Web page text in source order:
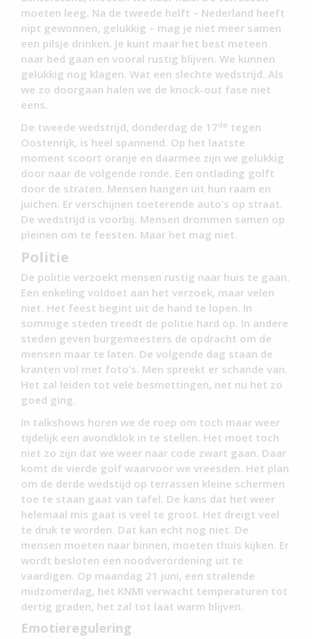
moeten leeg. Na de tweede helft – Nederland heeft
nipt gewonnen, gelukkig – mag je niet meer samen
een pilsje drinken. Je kunt maar het best meteen
naar bed gaan en vooral rustig blijven. We kunnen
gelukkig nog klagen. Wat een slechte wedstrijd. Als
we zo doorgaan halen we de knock-out fase niet
eens.
De tweede wedstrijd, donderdag de 17de tegen
Oostenrijk, is heel spannend. Op het laatste
moment scoort oranje en daarmee zijn we gelukkig
door naar de volgende ronde. Een ontlading golft
door de straten. Mensen hangen uit hun raam en
juichen. Er verschijnen toeterende auto’s op straat.
De wedstrijd is voorbij. Mensen drommen samen op
pleinen om te feesten. Maar het mag niet.
Politie
De politie verzoekt mensen rustig naar huis te gaan.
Een enkeling voldoet aan het verzoek, maar velen
niet. Het feest begint uit de hand te lopen. In
sommige steden treedt de politie hard op. In andere
steden geven burgemeesters de opdracht om de
mensen maar te laten. De volgende dag staan de
kranten vol met foto’s. Men spreekt er schande van.
Het zal leiden tot vele besmettingen, net nu het zo
goed ging.
In talkshows horen we de roep om toch maar weer
tijdelijk een avondklok in te stellen. Het moet toch
niet zo zijn dat we weer naar code zwart gaan. Daar
komt de vierde golf waarvoor we vreesden. Het plan
om de derde wedstijd op terrassen kleine schermen
toe te staan gaat van tafel. De kans dat het weer
helemaal mis gaat is veel te groot. Het dreigt veel
te druk te worden. Dat kan echt nog niet. De
mensen moeten naar binnen, moeten thuis kijken. Er
wordt besloten een noodverordening uit te
vaardigen. Op maandag 21 juni, een stralende
midzomerdag, het KNMI verwacht temperaturen tot
dertig graden, het zal tot laat warm blijven.
Emotieregulering